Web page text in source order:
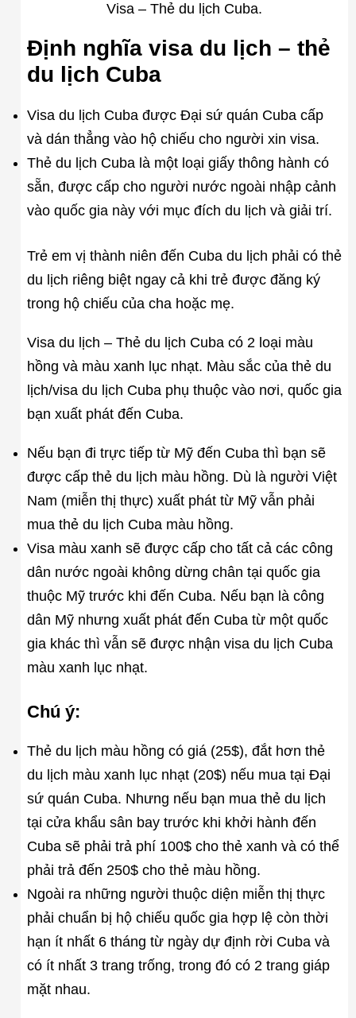
Visa – Thẻ du lịch Cuba.
Định nghĩa visa du lịch – thẻ
du lịch Cuba
Visa du lịch Cuba được Đại sứ quán Cuba cấp
và dán thẳng vào hộ chiếu cho người xin visa.
Thẻ du lịch Cuba là một loại giấy thông hành có
sẵn, được cấp cho người nước ngoài nhập cảnh
vào quốc gia này với mục đích du lịch và giải trí.
Trẻ em vị thành niên đến Cuba du lịch phải có thẻ
du lịch riêng biệt ngay cả khi trẻ được đăng ký
trong hộ chiếu của cha hoặc mẹ.
Visa du lịch – Thẻ du lịch Cuba có 2 loại màu
hồng và màu xanh lục nhạt. Màu sắc của thẻ du
lịch/visa du lịch Cuba phụ thuộc vào nơi, quốc gia
bạn xuất phát đến Cuba.
Nếu bạn đi trực tiếp từ Mỹ đến Cuba thì bạn sẽ
được cấp thẻ du lịch màu hồng. Dù là người Việt
Nam (miễn thị thực) xuất phát từ Mỹ vẫn phải
mua thẻ du lịch Cuba màu hồng.
Visa màu xanh sẽ được cấp cho tất cả các công
dân nước ngoài không dừng chân tại quốc gia
thuộc Mỹ trước khi đến Cuba. Nếu bạn là công
dân Mỹ nhưng xuất phát đến Cuba từ một quốc
gia khác thì vẫn sẽ được nhận visa du lịch Cuba
màu xanh lục nhạt.
Chú ý:
Thẻ du lịch màu hồng có giá (25$), đắt hơn thẻ
du lịch màu xanh lục nhạt (20$) nếu mua tại Đại
sứ quán Cuba. Nhưng nếu bạn mua thẻ du lịch
tại cửa khẩu sân bay trước khi khởi hành đến
Cuba sẽ phải trả phí 100$ cho thẻ xanh và có thể
phải trả đến 250$ cho thẻ màu hồng.
Ngoài ra những người thuộc diện miễn thị thực
phải chuẩn bị hộ chiếu quốc gia hợp lệ còn thời
hạn ít nhất 6 tháng từ ngày dự định rời Cuba và
có ít nhất 3 trang trống, trong đó có 2 trang giáp
mặt nhau.